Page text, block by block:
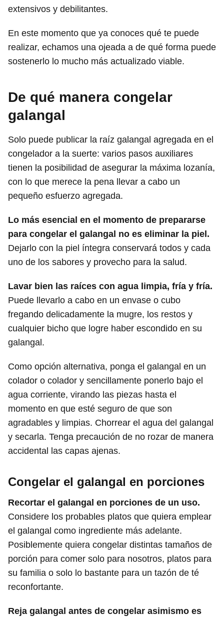
extensivos y debilitantes.
En este momento que ya conoces qué te puede
realizar, echamos una ojeada a de qué forma puede
sostenerlo lo mucho más actualizado viable.
De qué manera congelar
galangal
Solo puede publicar la raíz galangal agregada en el
congelador a la suerte: varios pasos auxiliares
tienen la posibilidad de asegurar la máxima lozanía,
con lo que merece la pena llevar a cabo un
pequeño esfuerzo agregada.
Lo más esencial en el momento de prepararse
para congelar el galangal no es eliminar la piel.
Dejarlo con la piel íntegra conservará todos y cada
uno de los sabores y provecho para la salud.
Lavar bien las raíces con agua limpia, fría y fría.
Puede llevarlo a cabo en un envase o cubo
fregando delicadamente la mugre, los restos y
cualquier bicho que logre haber escondido en su
galangal.
Como opción alternativa, ponga el galangal en un
colador o colador y sencillamente ponerlo bajo el
agua corriente, virando las piezas hasta el
momento en que esté seguro de que son
agradables y limpias. Chorrear el agua del galangal
y secarla. Tenga precaución de no rozar de manera
accidental las capas ajenas.
Congelar el galangal en porciones
Recortar el galangal en porciones de un uso.
Considere los probables platos que quiera emplear
el galangal como ingrediente más adelante.
Posiblemente quiera congelar distintas tamaños de
porción para comer solo para nosotros, platos para
su familia o solo lo bastante para un tazón de té
reconfortante.
Reja galangal antes de congelar asimismo es